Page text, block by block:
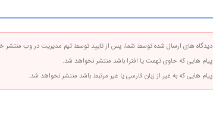
دیدگاه های ارسال شده توسط شما، پس از تایید توسط تیم مدیریت در وب منتشر
پیام هایی که حاوی تهمت یا افترا باشد منتشر نخواهد شد.
پیام هایی که به غیر از زبان فارسی یا غیر مرتبط باشد منتشر نخواهد شد.